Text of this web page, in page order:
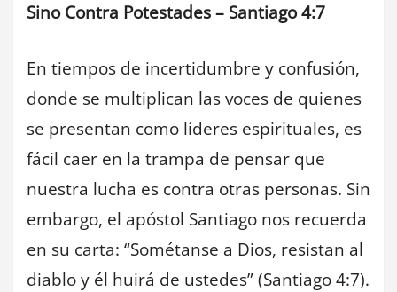
Sino Contra Potestades – Santiago 4:7
En tiempos de incertidumbre y confusión,
donde se multiplican las voces de quienes
se presentan como líderes espirituales, es
fácil caer en la trampa de pensar que
nuestra lucha es contra otras personas. Sin
embargo, el apóstol Santiago nos recuerda
en su carta: “Sométanse a Dios, resistan al
diablo y él huirá de ustedes” (Santiago 4:7).